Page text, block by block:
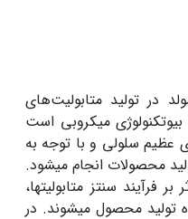
در تولید متابولیت‌های
میکروبی است
عظیم سلولی و با توجه به
محصولات انجام می­شود.
فرآیند سنتز متابولیت­ها،
تولید محصول می­شوند. در